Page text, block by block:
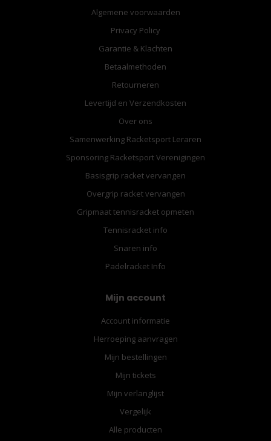
Algemene voorwaarden
Privacy Policy
Garantie & Klachten
Betaalmethoden
Retourneren
Levertijd en Verzendkosten
Over ons
Samenwerking Racketsport Leraren
Sponsoring Racketsport Verenigingen
Basisgrip racket vervangen
Overgrip racket vervangen
Gripmaat tennisracket opmeten
Tennisracket info
Snaren info
Padelracket Info
Mijn account
Account informatie
Herroeping aanvragen
Mijn bestellingen
Mijn tickets
Mijn verlanglijst
Vergelijk
Alle producten